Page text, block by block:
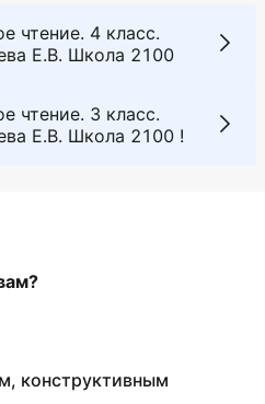
чтение. 4 класс.
Е.В. Школа 2100
чтение. 3 класс.
Е.В. Школа 2100 !
конструктивным